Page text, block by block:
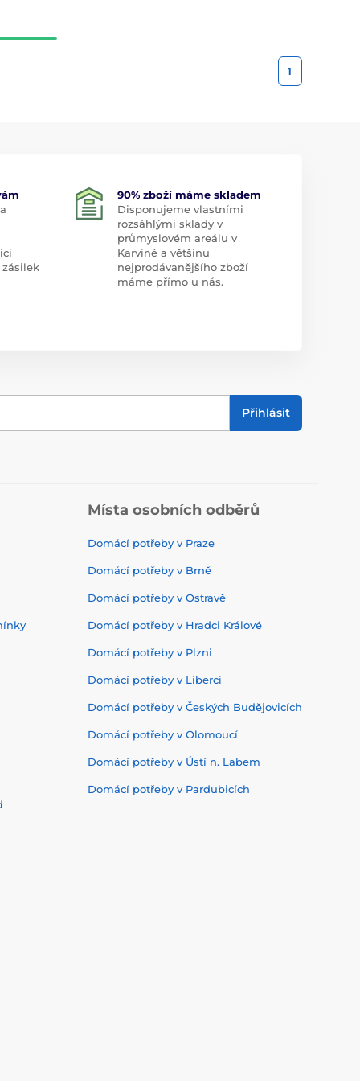
1
90% zboží máme skladem
Disponujeme vlastními
rozsáhlými sklady v
průmyslovém areálu v
Karviné a většinu
nejprodávanějšího zboží
máme přímo u nás.
Přihlásit
Místa osobních odběrů
Domácí potřeby v Praze
Domácí potřeby v Brně
Domácí potřeby v Ostravě
Domácí potřeby v Hradci Králové
Domácí potřeby v Plzni
Domácí potřeby v Liberci
Domácí potřeby v Českých Budějovicích
Domácí potřeby v Olomoucí
Domácí potřeby v Ústí n. Labem
Domácí potřeby v Pardubicích